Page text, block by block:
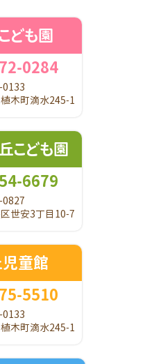
ども園
0284
0133
木町滴水245-1
こども園
6679
0827
世安3丁目10-7
童館
5510
0133
木町滴水245-1